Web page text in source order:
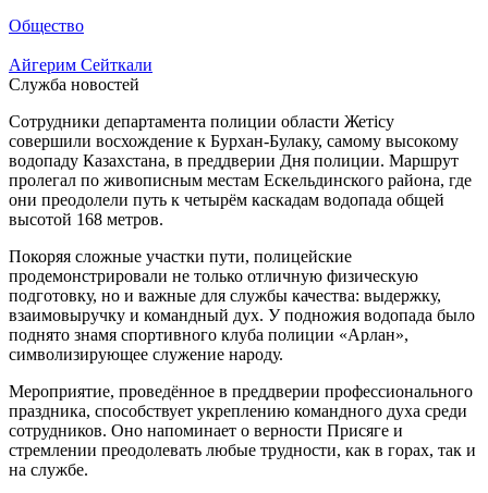
Общество
Айгерим Сейткали
Служба новостей
Сотрудники департамента полиции области Жетісу
совершили восхождение к Бурхан-Булаку, самому высокому
водопаду Казахстана, в преддверии Дня полиции. Маршрут
пролегал по живописным местам Ескельдинского района, где
они преодолели путь к четырём каскадам водопада общей
высотой 168 метров.
Покоряя сложные участки пути, полицейские
продемонстрировали не только отличную физическую
подготовку, но и важные для службы качества: выдержку,
взаимовыручку и командный дух. У подножия водопада было
поднято знамя спортивного клуба полиции «Арлан»,
символизирующее служение народу.
Мероприятие, проведённое в преддверии профессионального
праздника, способствует укреплению командного духа среди
сотрудников. Оно напоминает о верности Присяге и
стремлении преодолевать любые трудности, как в горах, так и
на службе.